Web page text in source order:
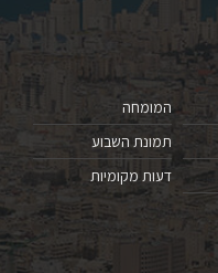
המומחה
תמונת השבוע
דעות מקומיות